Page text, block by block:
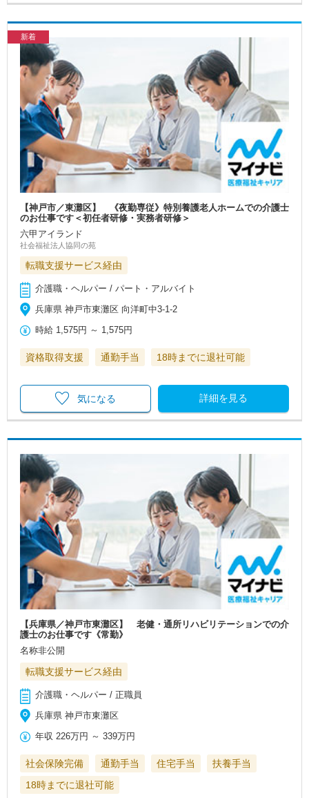
新着
【神戸市／東灘区】 《夜勤専従》特別養護老人ホームでの介護士
のお仕事です＜初任者研修・実務者研修＞
六甲アイランド
社会福祉法人協同の苑
転職支援サービス経由
介護職・ヘルパー / パート・アルバイト
兵庫県 神戸市東灘区 向洋町中3-1-2
時給 1,575円 ～ 1,575円
資格取得支援 通勤手当 18時までに退社可能
詳細を見る
気になる
【兵庫県／神戸市東灘区】 老健・通所リハビリテーションでの介
護士のお仕事です《常勤》
名称非公開
転職支援サービス経由
介護職・ヘルパー / 正職員
兵庫県 神戸市東灘区
年収 226万円 ～339万円
社会保険完備 通勤手当 住宅手当
扶養手当
18時までに退社可能